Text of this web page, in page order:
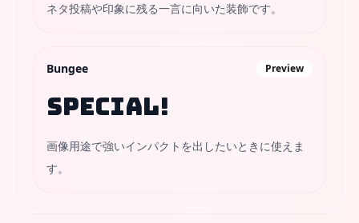
ネタ投稿や印象に残る一言に向いた装飾です。
Bungee Preview
SPECIAL!
画像用途で強いインパクトを出したいときに使えま
す。